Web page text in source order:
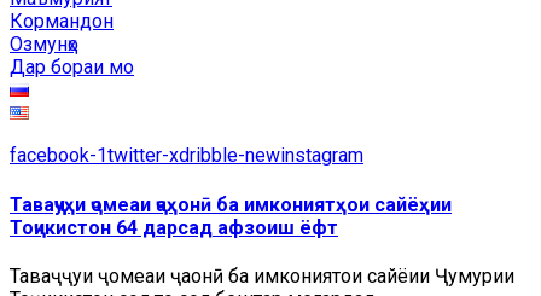
Кормандон
Озмунҳо
Дар бораи мо
facebook-1twitter-xdribble-newinstagram
Таваҷҷуҳи ҷомеаи ҷаҳонӣ ба имкониятҳои сайёҳии
Тоҷикистон 64 дарсад афзоиш ёфт
Таваҷҷуҳи ҷомеаи ҷаҳонӣ ба имкониятҳои сайёҳии Ҷумҳурии